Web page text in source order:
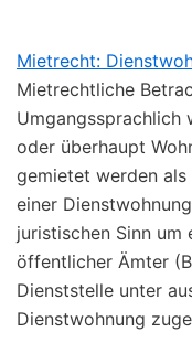
Mietrecht:
Mietrechtliche
Umgangssprachlich
oder überhaupt
gemietet werden als
einer
juristischen Sinn um
öffentlicher Ämter
Dienststelle unter
Dienstwohnung